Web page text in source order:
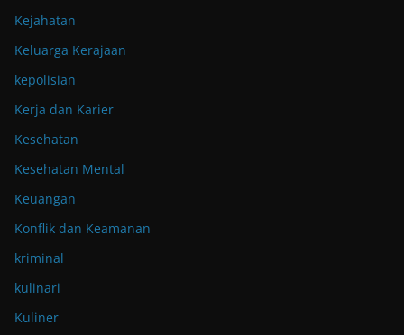
Kejahatan
Keluarga Kerajaan
kepolisian
Kerja dan Karier
Kesehatan
Kesehatan Mental
Keuangan
Konflik dan Keamanan
kriminal
kulinari
Kuliner